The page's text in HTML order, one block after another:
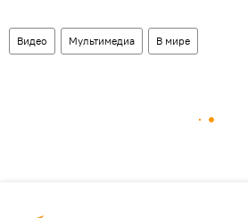
Видео Мультимедиа В мире